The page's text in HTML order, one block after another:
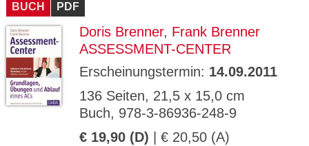
BUCH PDF
Doris Brenner, Frank Brenner
ASSESSMENT-CENTER
Erscheinungstermin: 14.09.2011
136 Seiten, 21,5 x 15,0 cm
Buch, 978-3-86936-248-9
€ 19,90 (D) | € 20,50 (A)